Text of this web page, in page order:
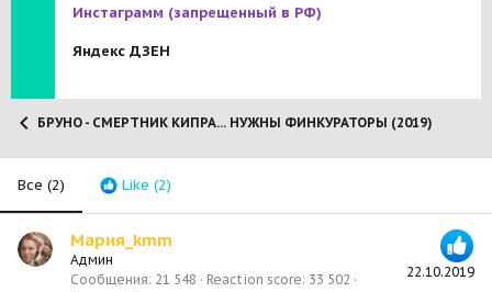
Инстаграмм (запрещенный в РФ)
Яндекс ДЗЕН
БРУНО - СМЕРТНИК КИПРА... НУЖНЫ ФИНКУРАТОРЫ (2019)
Все (2) Like (2)
22.10.2019
Мария_kmm
Админ
Сообщения 21 548 Reaction score 33 502